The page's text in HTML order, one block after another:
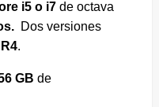
i5 o i7de octava
Dos versiones
.
GB de